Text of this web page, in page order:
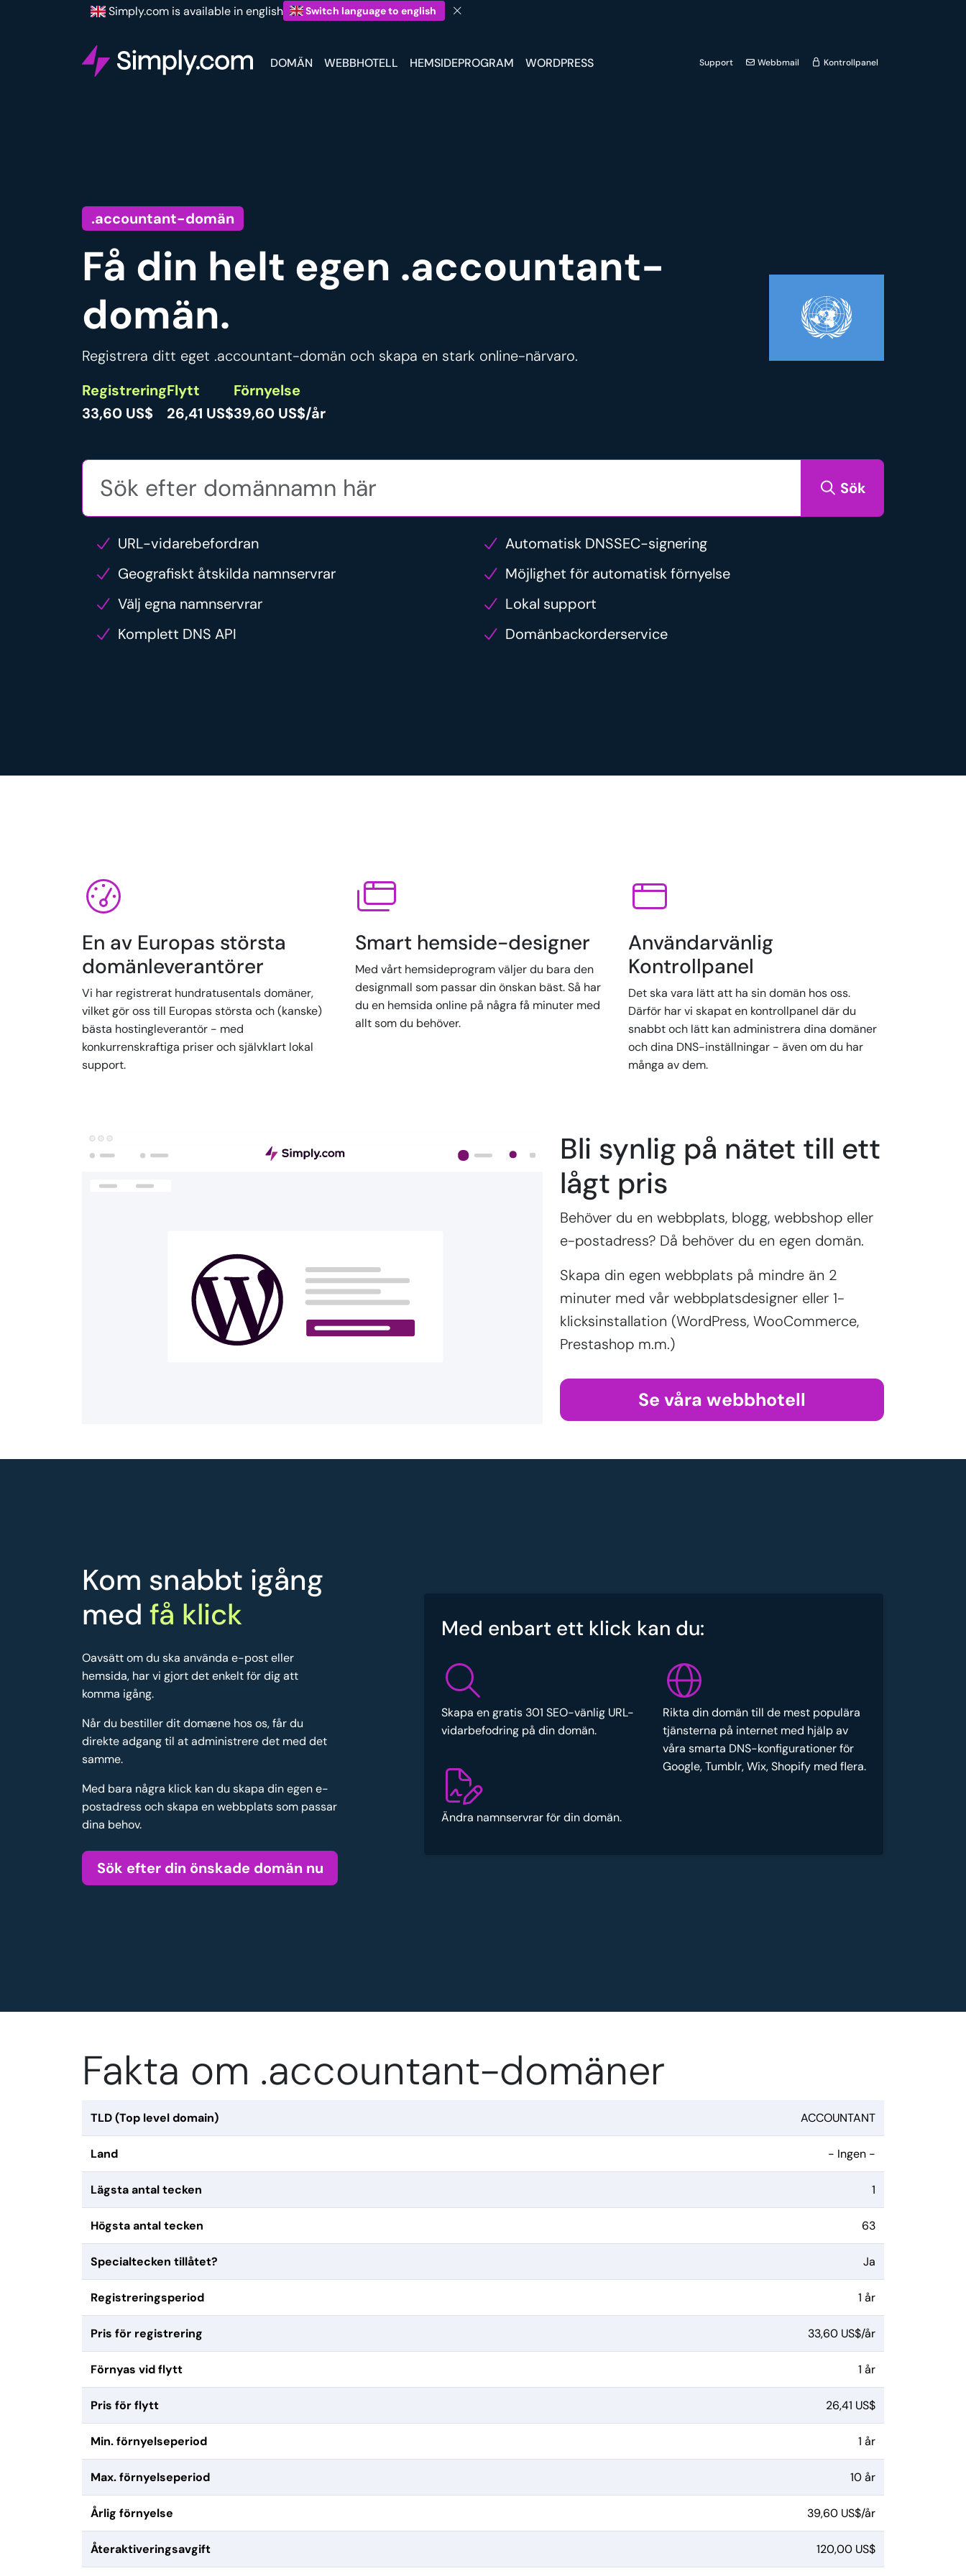
Simply.com is available in english Switch language to english
DOMÄN WEBBHOTELL HEMSIDEPROGRAM WORDPRESS Support Webbmail Kontrollpanel
.accountant-domän
Få din helt egen .accountant-
domän.
Registrera ditt eget .accountant-domän och skapa en stark online-närvaro.
Registrering
33,60 US$
Flytt
26,41 US$
Förnyelse
39,60 US$/år
Sök
URL-vidarebefordran
Automatisk DNSSEC-signering
Geografiskt åtskilda namnservrar
Möjlighet för automatisk förnyelse
Välj egna namnservrar
Lokal support
Komplett DNS API
Domänbackorderservice
En av Europas största
domänleverantörer
Vi har registrerat hundratusentals domäner,
vilket gör oss till Europas största och (kanske)
bästa hostingleverantör - med
konkurrenskraftiga priser och självklart lokal
support.
Smart hemside-designer
Med vårt hemsideprogram väljer du bara den
designmall som passar din önskan bäst. Så har
du en hemsida online på några få minuter med
allt som du behöver.
Användarvänlig
Kontrollpanel
Det ska vara lätt att ha sin domän hos oss.
Därför har vi skapat en kontrollpanel där du
snabbt och lätt kan administrera dina domäner
och dina DNS-inställningar - även om du har
många av dem.
Bli synlig på nätet till ett
lågt pris
Behöver du en webbplats, blogg, webbshop eller
e-postadress? Då behöver du en egen domän.
Skapa din egen webbplats på mindre än 2
minuter med vår webbplatsdesigner eller 1-
klicksinstallation (WordPress, WooCommerce,
Prestashop m.m.)
Se våra webbhotell
Kom snabbt igång
med få klick
Oavsätt om du ska använda e-post eller
hemsida, har vi gjort det enkelt för dig att
komma igång.
Når du bestiller dit domæne hos os, får du
direkte adgang til at administrere det med det
samme.
Med bara några klick kan du skapa din egen e-
postadress och skapa en webbplats som passar
dina behov.
Sök efter din önskade domän nu
Med enbart ett klick kan du:
Skapa en gratis 301 SEO-vänlig URL-
vidarbefodring på din domän.
Ändra namnservrar för din domän.
Rikta din domän till de mest populära
tjänsterna på internet med hjälp av
våra smarta DNS-konfigurationer för
Google, Tumblr, Wix, Shopify med flera.
Fakta om .accountant-domäner
TLD (Top level domain) ACCOUNTANT
Land - Ingen -
Lägsta antal tecken 1
Högsta antal tecken 63
Specialtecken tillåtet? Ja
Registreringsperiod 1 år
Pris för registrering 33,60 US$/år
Förnyas vid flytt 1 år
Pris för flytt 26,41 US$
Min. förnyelseperiod 1 år
Max. förnyelseperiod 10 år
Årlig förnyelse 39,60 US$/år
Återaktiveringsavgift 120,00 US$